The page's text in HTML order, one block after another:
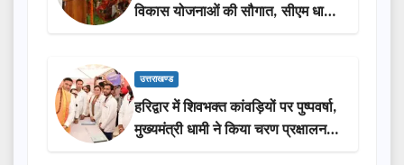
विकास योजनाओं की सौगात, सीएम धामी
ने किया लोकार्पण-शिलान्यास.
उत्तराखण्ड
हरिद्वार में शिवभक्त कांवड़ियों पर पुष्पवर्षा,
मुख्यमंत्री धामी ने किया चरण प्रक्षालन…